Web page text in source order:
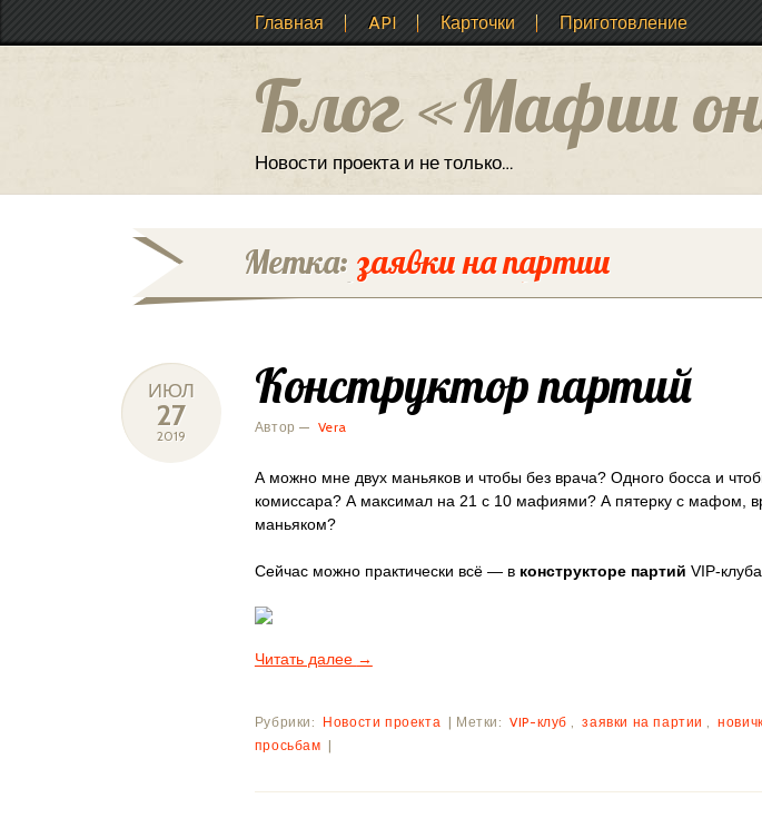
Главная API Карточки Приготовление
Блог «Мафии
Новости проекта и не только…
Метка: заявки на партии
ИЮЛ
27
2019
Конструктор партий
Автор — Vera
А можно мне двух маньяков и чтобы без врача? Одного босса и
комиссара? А максимал на 21 с 10 мафиями? А пятерку с мафом,
маньяком?
Сейчас можно практически всё — в конструкторе партий VIP-клуба.
Читать далее →
Рубрики: Новости проекта | Метки: VIP-клуб заявки на партии
просьбам |